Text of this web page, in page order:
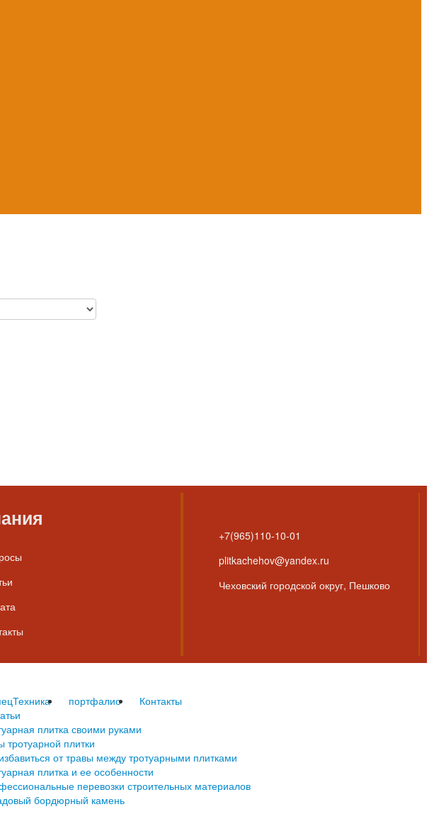
+7(965)110-10-01
plitkachehov@yandex.ru
Чеховский городской округ, Пешково
портфалио
Контакты
плитка своими руками
тротуарной плитки
от травы между тротуарными плитками
плитка и ее особенности
перевозки строительных материалов
бордюрный камень